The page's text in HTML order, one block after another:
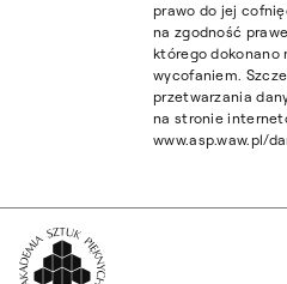
prawo do jej
na zgodność
którego dokonano
wycofaniem.
przetwarzania
na stronie
www.asp.waw.pl/